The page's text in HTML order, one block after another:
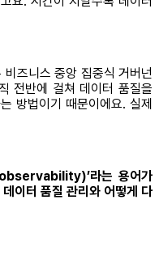
즈니스 중앙 집중식 거버넌
전반에 걸쳐 데이터 품질을
방법이기 때문이에요. 실제
라는 용어가
이터 품질 관리와 어떻게 다